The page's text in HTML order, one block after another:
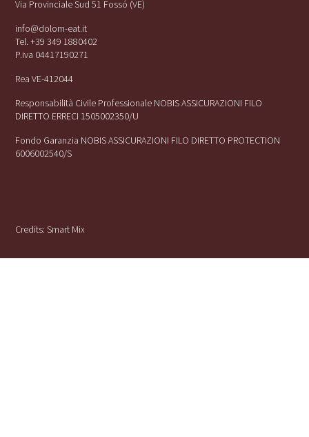
Via Provinciale Sud 51 Fossó (VE)
info@dolom-eat.it
Tel. +39 349 1880402
P.iva 04417190271
Rea VE-412044
Responsabilità Civile Professionale NOBIS ASSICURAZIONI FILO
DIRETTO ERRECI 1505002350/U
Fondo Garanzia NOBIS ASSICURAZIONI FILO DIRETTO PROTECTION
6006002540/S
Credits:Smart Mix